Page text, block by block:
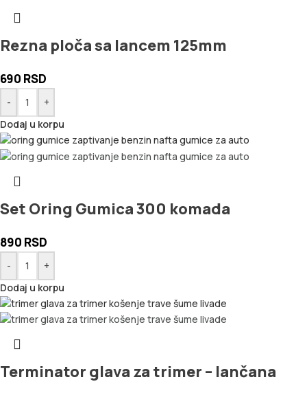
Rezna ploča sa lancem 125mm
690 RSD
-
+
Dodaj u korpu
Set Oring Gumica 300 komada
890 RSD
-
+
Dodaj u korpu
Terminator glava za trimer – lančana